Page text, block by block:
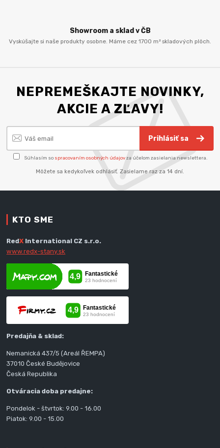
Showroom a sklad v ČB
Vyskúšajte si naše produkty osobne. Máme cez 1700 m² skladových plôch.
NEPREMEŠKAJTE NOVINKY,
AKCIE A ZĽAVY!
Prihlásiť sa
Súhlasím so spracovaním osobných údajovza účelom zasielania newslettera.
Môžete sa kedykoľvek odhlásiť. Zasielame raz za 14 dní.
KTO SME
RedX International CZ s.r.o.
www.redx-stany.sk
Predajňa & sklad:
Nemanická 437/5 (Areál ŘEMPA)
37010 České Budějovice
Česká Republika
Otváracia doba predajne:
Pondelok - štvrtok: 9.00 - 16.00
Piatok: 9.00 - 15.00